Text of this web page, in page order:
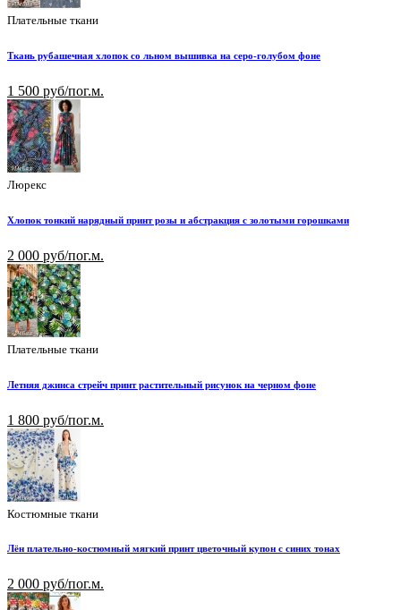
Плательные ткани
Ткань рубашечная хлопок со льном вышивка на серо-голубом фоне
1 500 руб/пог.м.
Люрекс
Хлопок тонкий нарядный принт розы и абстракция с золотыми горошками
2 000 руб/пог.м.
Плательные ткани
Летняя джинса стрейч принт растительный рисунок на черном фоне
1 800 руб/пог.м.
Костюмные ткани
Лён плательно-костюмный мягкий принт цветочный купон с синих тонах
2 000 руб/пог.м.